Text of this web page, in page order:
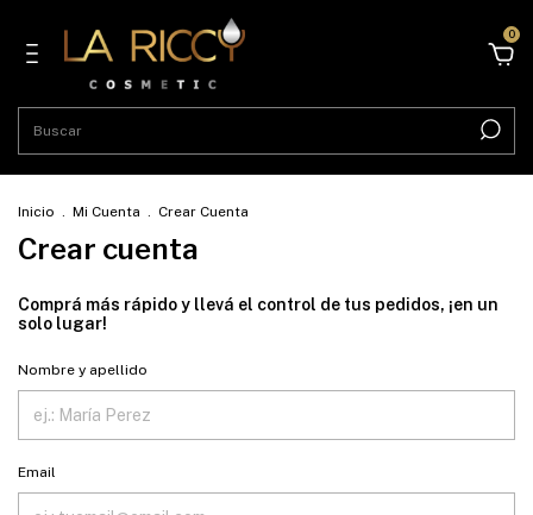
0
Inicio . Mi Cuenta . Crear Cuenta
Crear cuenta
Comprá más rápido y llevá el control de tus pedidos, ¡en un
solo lugar!
Nombre y apellido
Email